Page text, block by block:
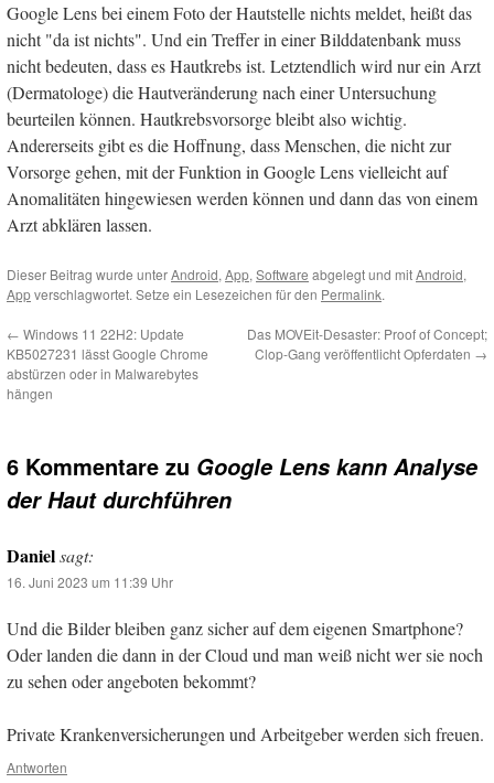
Google Lens bei einem Foto der Hautstelle nichts meldet, heißt das
nicht "da ist nichts". Und ein Treffer in einer Bilddatenbank muss
nicht bedeuten, dass es Hautkrebs ist. Letztendlich wird nur ein Arzt
(Dermatologe) die Hautveränderung nach einer Untersuchung
beurteilen können. Hautkrebsvorsorge bleibt also wichtig.
Andererseits gibt es die Hoffnung, dass Menschen, die nicht zur
Vorsorge gehen, mit der Funktion in Google Lens vielleicht auf
Anomalitäten hingewiesen werden können und dann das von einem
Arzt abklären lassen.
Dieser Beitrag wurde unterAndroid, App, Software abgelegt und mitAndroid,
Appverschlagwortet. Setze ein Lesezeichen für den Permalink.
← Windows 11 22H2: Update
KB5027231 lässt Google Chrome
abstürzen oder in Malwarebytes
hängen
Das MOVEit-Desaster: Proof of Concept;
Clop-Gang veröffentlicht Opferdaten →
6 Kommentare zu Google Lens kann Analyse
der Haut durchführen
Danielsagt:
16. Juni 2023 um 11:39 Uhr
Und die Bilder bleiben ganz sicher auf dem eigenen Smartphone?
Oder landen die dann in der Cloud und man weiß nicht wer sie noch
zu sehen oder angeboten bekommt?
Private Krankenversicherungen und Arbeitgeber werden sich freuen.
Antworten